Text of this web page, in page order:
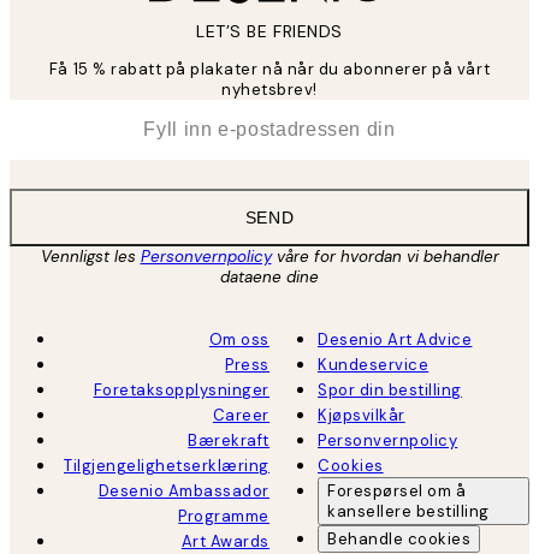
LET’S BE FRIENDS
Få 15 % rabatt på plakater nå når du abonnerer på vårt
nyhetsbrev!
SEND
Vennligst les Personvernpolicyvåre for hvordan vi behandler
dataene dine
Om oss
Press
Foretaksopplysninger
Career
Bærekraft
Tilgjengelighetserklæring
Desenio Ambassador
Programme
Art Awards
Desenio Art Advice
Kundeservice
Spor din bestilling
Kjøpsvilkår
Personvernpolicy
Cookies
Forespørsel om å
kansellere bestilling
Behandle cookies